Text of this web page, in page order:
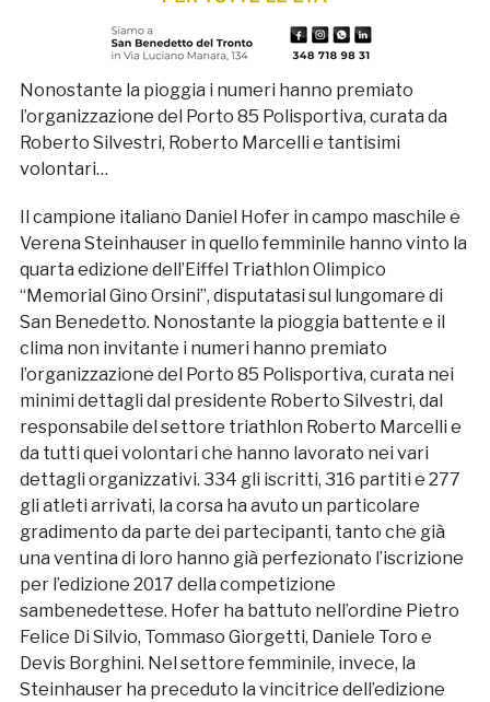
Nonostante la pioggia i numeri hanno premiato
l’organizzazione del Porto 85 Polisportiva, curata da
Roberto Silvestri, Roberto Marcelli e tantisimi
volontari…
Il campione italiano Daniel Hofer in campo maschile e
Verena Steinhauser in quello femminile hanno vinto la
quarta edizione dell’Eiffel Triathlon Olimpico
“Memorial Gino Orsini”, disputatasi sul lungomare di
San Benedetto. Nonostante la pioggia battente e il
clima non invitante i numeri hanno premiato
l’organizzazione del Porto 85 Polisportiva, curata nei
minimi dettagli dal presidente Roberto Silvestri, dal
responsabile del settore triathlon Roberto Marcelli e
da tutti quei volontari che hanno lavorato nei vari
dettagli organizzativi. 334 gli iscritti, 316 partiti e 277
gli atleti arrivati, la corsa ha avuto un particolare
gradimento da parte dei partecipanti, tanto che già
una ventina di loro hanno già perfezionato l’iscrizione
per l’edizione 2017 della competizione
sambenedettese. Hofer ha battuto nell’ordine Pietro
Felice Di Silvio, Tommaso Giorgetti, Daniele Toro e
Devis Borghini. Nel settore femminile, invece, la
Steinhauser ha preceduto la vincitrice dell’edizione